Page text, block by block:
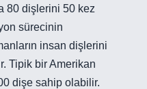
80 dişlerini 50 kez
sürecinin
insan dişlerini
Tipik bir Amerikan
dişe sahip olabilir.